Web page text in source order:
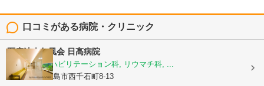
口コミがある病院・クリニック
医療法人仁風会 日高病院
整形外科, リハビリテーション科, リウマチ科, ...
鹿児島県鹿児島市西千石町8-13